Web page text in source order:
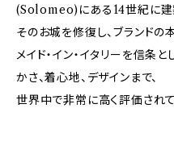
(Solomeo)にある14世紀に建
そのお城を修復し、ブランドの
メイド・イン・イタリーを信条
かさ、着心地、デザインまで、
世界中で非常に高く評価されて